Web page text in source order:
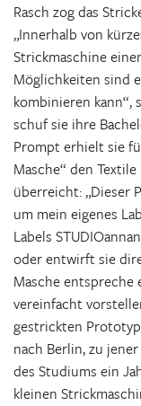
Rasch zog das
„Innerhalb von
Strickmaschine
Möglichkeiten sind
kombinieren kann“,
schuf sie ihre
Prompt erhielt sie
Masche“ den
überreicht: „Dieser
um mein eigenes
Labels
oder entwirft sie
Masche entspreche
vereinfacht
gestrickten
nach Berlin, zu
des Studiums ein
kleinen